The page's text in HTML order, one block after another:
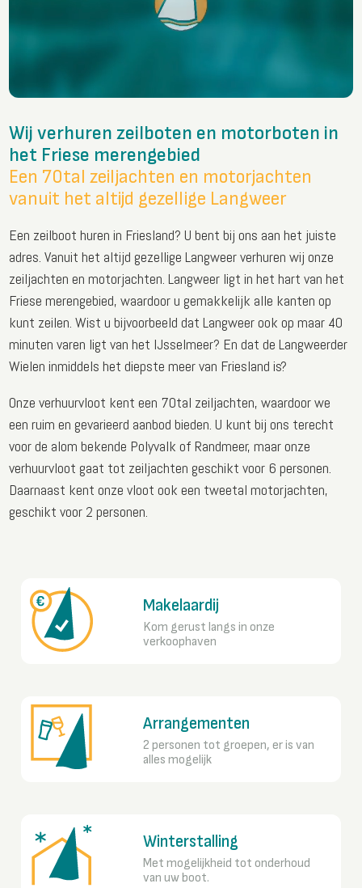
Wij verhuren zeilboten en motorboten in
het Friese merengebied
Een 70tal zeiljachten en motorjachten
vanuit het altijd gezellige Langweer
Een zeilboot huren in Friesland? U bent bij ons aan het juiste
adres. Vanuit het altijd gezellige Langweer verhuren wij onze
zeiljachten en motorjachten. Langweer ligt in het hart van het
Friese merengebied, waardoor u gemakkelijk alle kanten op
kunt zeilen. Wist u bijvoorbeeld dat Langweer ook op maar 40
minuten varen ligt van het IJsselmeer? En dat de Langweerder
Wielen inmiddels het diepste meer van Friesland is?
Onze verhuurvloot kent een 70tal zeiljachten, waardoor we
een ruim en gevarieerd aanbod bieden. U kunt bij ons terecht
voor de alom bekende Polyvalk of Randmeer, maar onze
verhuurvloot gaat tot zeiljachten geschikt voor 6 personen.
Daarnaast kent onze vloot ook een tweetal motorjachten,
geschikt voor 2 personen.
Makelaardij
Kom gerust langs in onze
verkoophaven
Arrangementen
2 personen tot groepen, er is van
alles mogelijk
Winterstalling
Met mogelijkheid tot onderhoud
van uw boot.